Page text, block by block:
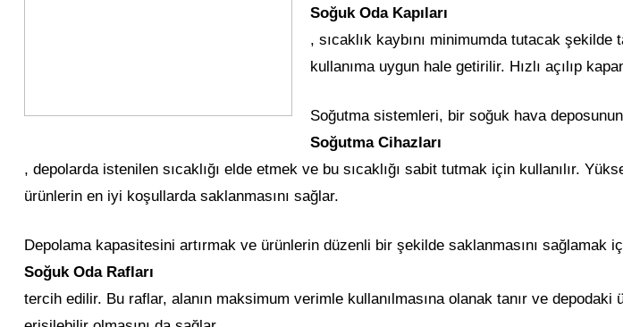
Soğuk Oda Kapıları
, sıcaklık kaybını minimumda tutacak
kullanıma uygun hale getirilir. Hızlı açılıp
Soğutma sistemleri, bir soğuk hava
Soğutma Cihazları
, depolarda istenilen sıcaklığı elde etmek ve bu sıcaklığı sabit tutmak için kullanılır.
ürünlerin en iyi koşullarda saklanmasını sağlar.
Depolama kapasitesini artırmak ve ürünlerin düzenli bir şekilde saklanmasını sağlamak
Soğuk Oda Rafları
tercih edilir. Bu raflar, alanın maksimum verimle kullanılmasına olanak tanır ve